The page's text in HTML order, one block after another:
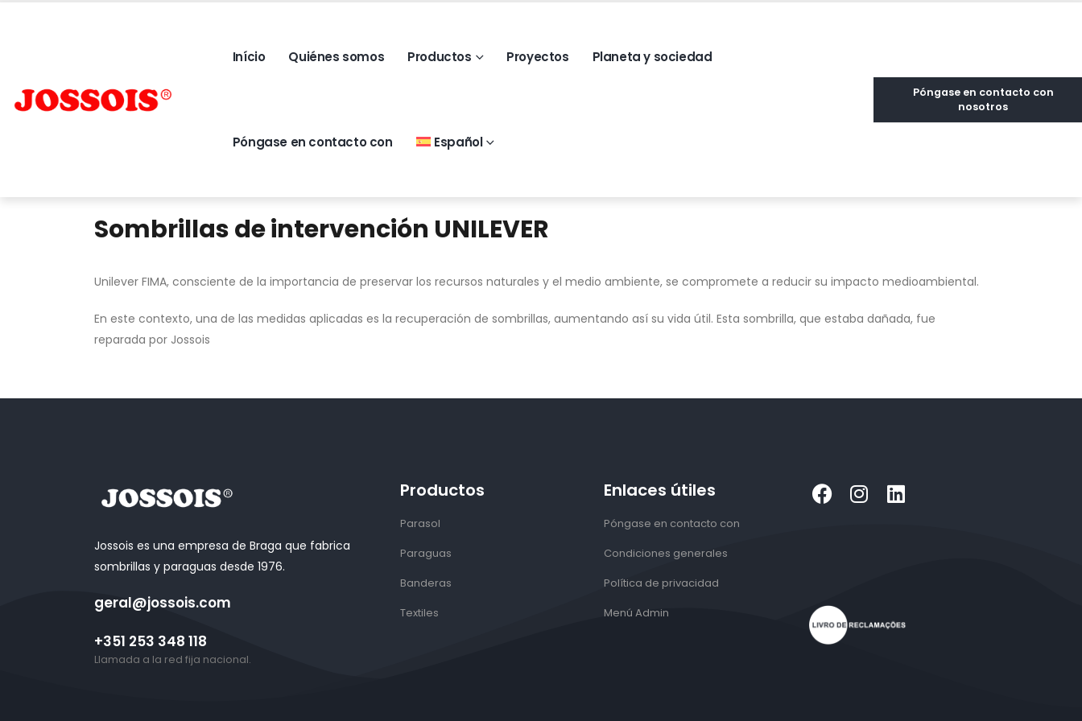
Início Quiénes somos Productos Proyectos Planeta y sociedad
Póngase en contacto con Español
Póngase en contacto con
nosotros
Sombrillas de intervención UNILEVER
Unilever FIMA, consciente de la importancia de preservar los recursos naturales y el medio ambiente, se compromete a reducir su impacto medioambiental.
En este contexto, una de las medidas aplicadas es la recuperación de sombrillas, aumentando así su vida útil. Esta sombrilla, que estaba dañada, fue
reparada por Jossois
Jossois es una empresa de Braga que fabrica
sombrillas y paraguas desde 1976.
geral@jossois.com
+351 253 348 118
Llamada a la red fija nacional.
Productos
Parasol
Paraguas
Banderas
Textiles
Enlaces útiles
Póngase en contacto con
Condiciones generales
Política de privacidad
Menú Admin